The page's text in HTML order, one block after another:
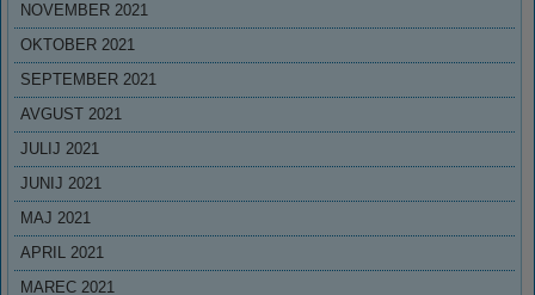
NOVEMBER 2021
OKTOBER 2021
SEPTEMBER 2021
AVGUST 2021
JULIJ 2021
JUNIJ 2021
MAJ 2021
APRIL 2021
MAREC 2021